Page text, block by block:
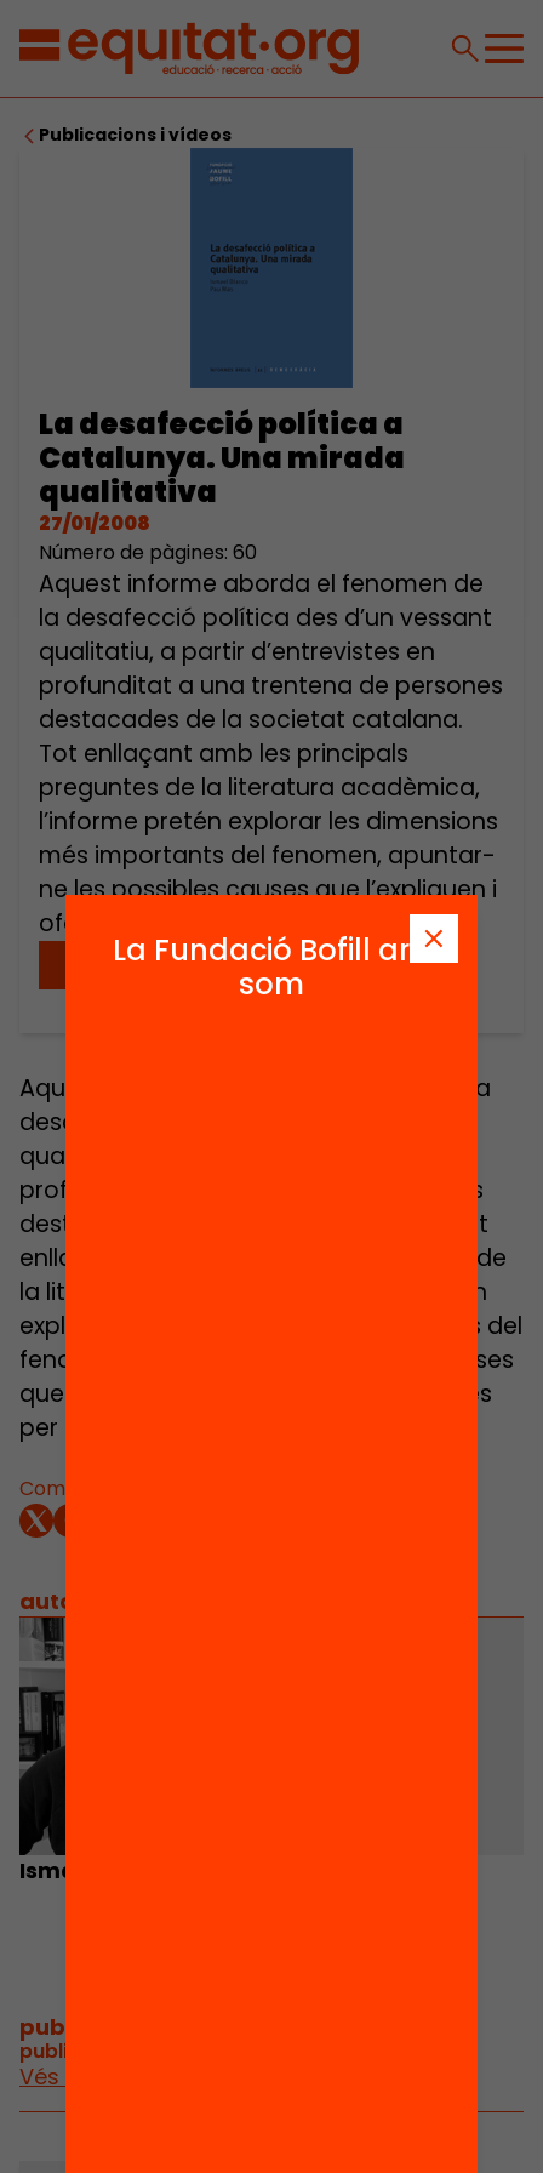
Publicacions i vídeos
La desafecció política a
Catalunya. Una mirada
qualitativa
27/01/2008
Número de pàgines: 60
Aquest informe aborda el fenomen de
la desafecció política des d’un vessant
qualitatiu, a partir d’entrevistes en
profunditat a una trentena de persones
destacades de la societat catalana.
Tot enllaçant amb les principals
preguntes de la literatura acadèmica,
l’informe pretén explorar les dimensions
més importants del fenomen, apuntar-
ne les possibles causes que l’expliquen i
oferir […]
Descarregar
Comparteix:
Aquest informe aborda el fenomen de la
desafecció política des d’un vessant
qualitatiu, a partir d’entrevistes en
profunditat a una trentena de persones
destacades de la societat catalana. Tot
enllaçant amb les principals preguntes de
la literatura acadèmica, l’informe pretén
explorar les dimensions més importants del
fenomen, apuntar-ne les possibles causes
que l’expliquen i oferir algunes propostes
per combatre’l.
autors
Ismael Blanco Fillola
publicacions i vídeos
publicacions i vídeos relacionats
Vés a publicacions i vídeos
La Fundació Bofill ara
som